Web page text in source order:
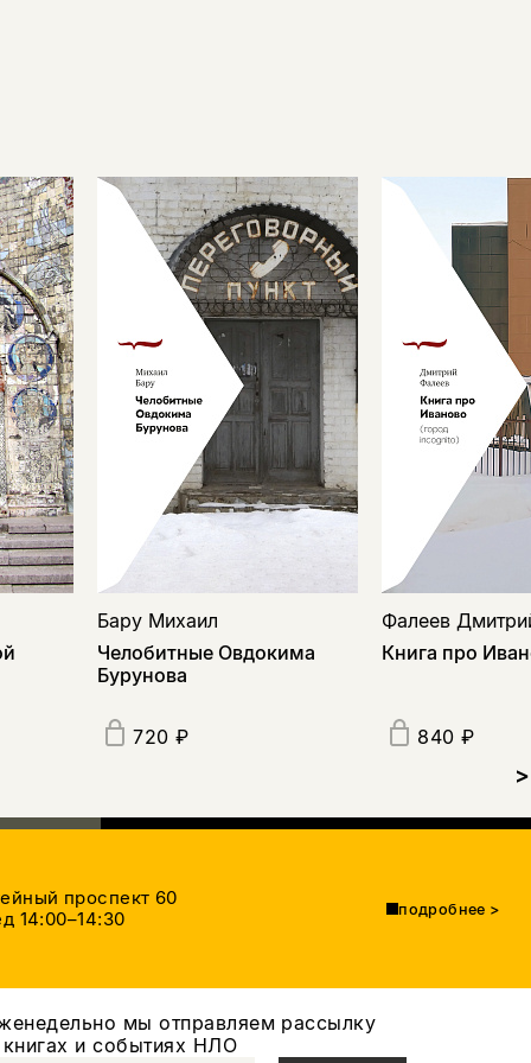
Бару Михаил
Челобитные Овдокима
Бурунова
720 ₽
Фалеев
Книга про
840 ₽
>
проспект 60
14:00–14:30 подробнее >
мы отправляем рассылку
и событиях НЛО